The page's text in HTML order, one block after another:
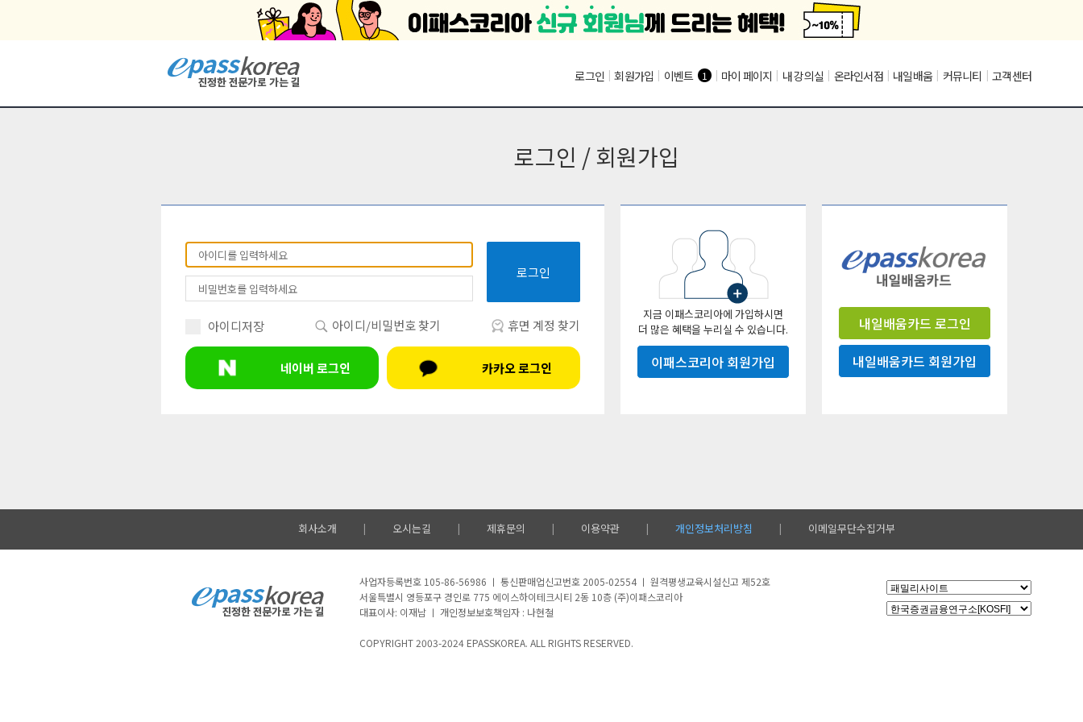
로그인 | 회원가입 | 이벤트 1 | 마이 페이지 | 내 강의실 | 온라인서점 | 내일배움 | 커뮤니티 | 고객센터
로그인 / 회원가입
로그인
아이디저장 아이디/비밀번호 찾기 휴면 계정 찾기
네이버 로그인 카카오 로그인
지금 이패스코리아에 가입하시면
더 많은 혜택을 누리실 수 있습니다.
이패스코리아 회원가입
내일배움카드 로그인
내일배움카드 회원가입
회사소개 | 오시는길 | 제휴문의 | 이용약관 | 개인정보처리방침 | 이메일무단수집거부
사업자등록번호 105-86-56986 ㅣ 통신판매업신고번호 2005-02554 ㅣ 원격평생교육시설신고 제52호
서울특별시 영등포구 경인로 775 에이스하이테크시티 2동 10층 (주)이패스코리아
대표이사: 이재남 ㅣ 개인정보보호책임자 : 나현철
COPYRIGHT 2003-2024 EPASSKOREA. ALL RIGHTS RESERVED.